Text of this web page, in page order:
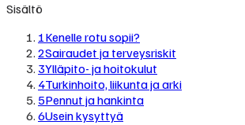
Sisältö
1Kenelle rotu sopii?
2Sairaudet ja terveysriskit
3Ylläpito- ja hoitokulut
4Turkinhoito, liikunta ja arki
5Pennut ja hankinta
6Usein kysyttyä